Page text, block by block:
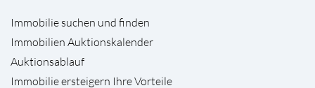
Immobilie suchen und finden
Immobilien Auktionskalender
Auktionsablauf
Immobilie ersteigern Ihre Vorteile